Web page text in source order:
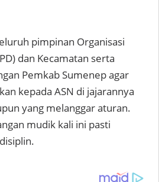
pimpinan Organisasi
dan Kecamatan serta
Pemkab Sumenep agar
kepada ASN di jajarannya
yang melanggar aturan.
mudik kali ini pasti